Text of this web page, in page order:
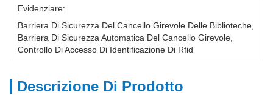
Evidenziare:
Barriera Di Sicurezza Del Cancello Girevole Delle Biblioteche
Barriera Di Sicurezza Automatica Del Cancello Girevole
Controllo Di Accesso Di Identificazione Di Rfid
Descrizione Di Prodotto